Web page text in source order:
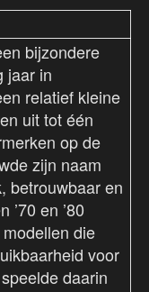
bijzondere
jaar in
relatief kleine
uit tot één
op de
zijn naam
betrouwbaar en
en ’80
die
voor
daarin